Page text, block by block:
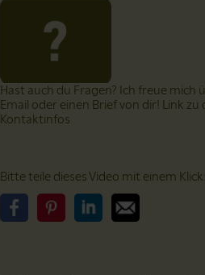
Hast auch du Fragen? Ich freue mich
Email oder einen Brief von dir! Link zu
Kontaktinfos
Bitte teile dieses Video mit einem Klick: